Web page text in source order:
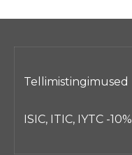
Tellimistingimused
ISIC, ITIC, IYTC -10%